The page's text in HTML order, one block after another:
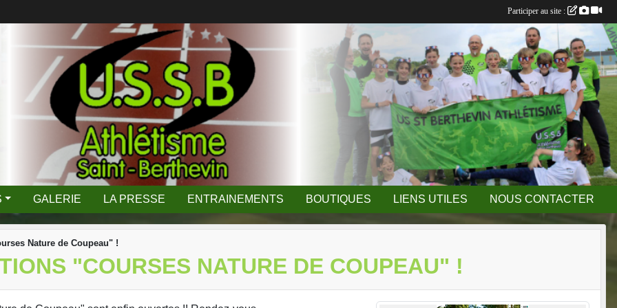
GALERIE LA PRESSE ENTRAINEMENTS BOUTIQUES LIENS UTILES NOUS CONTACTER
Nature de Coupeau" !
"COURSES NATURE DE COUPEAU" !
Participer au site :